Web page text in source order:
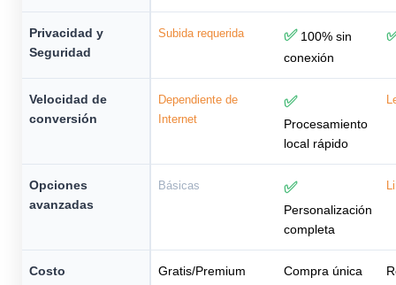
Privacidad y
Seguridad
Subida requerida ✅100% sin
conexión
Velocidad de
conversión
Dependiente de
Internet
✅
Procesamiento
local rápido
Opciones
avanzadas
Básicas ✅
Personalización
completa
Costo Gratis/Premium Compra única